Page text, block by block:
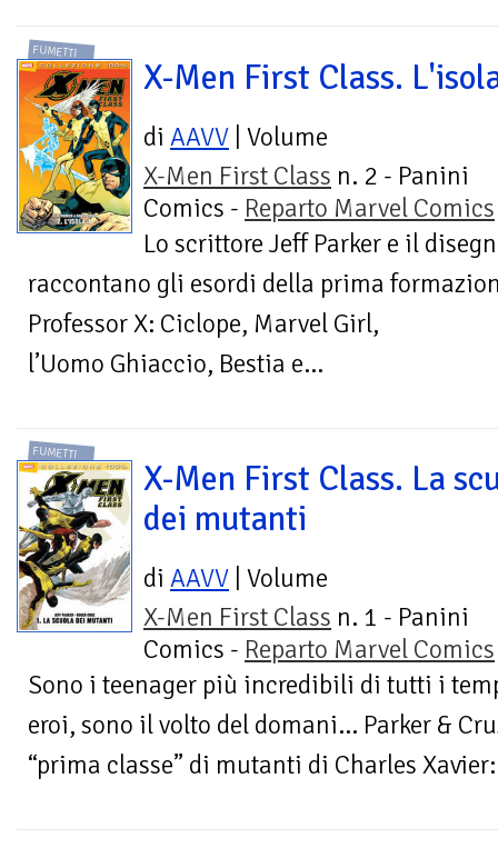
FUMETTI
X-Men First Class.
di AAVV | Volume
X-Men First Class n. 2 - Panini
Comics - Reparto Marvel Comics
Lo scrittore Jeff Parker e il
raccontano gli esordi della prima
Professor X: Ciclope, Marvel Girl,
l’Uomo Ghiaccio, Bestia e...
FUMETTI
X-Men First Class. La
dei mutanti
di AAVV | Volume
X-Men First Class n. 1 - Panini
Comics - Reparto Marvel Comics
Sono i teenager più incredibili di tutti i
eroi, sono il volto del domani… Parker &
“prima classe” di mutanti di Charles